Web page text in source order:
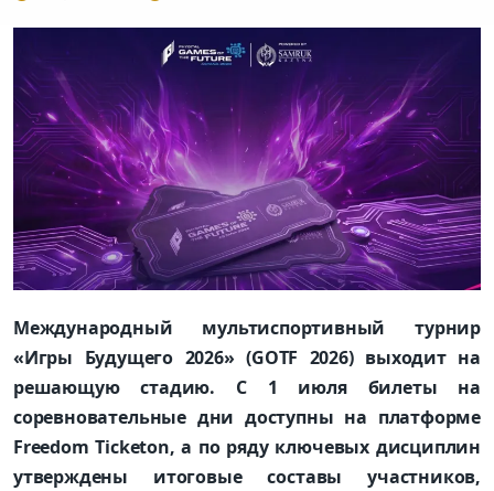
Международный мультиспортивный турнир
«Игры Будущего 2026» (GOTF 2026) выходит на
решающую стадию. С 1 июля билеты на
соревновательные дни доступны на платформе
Freedom Ticketon, а по ряду ключевых дисциплин
утверждены итоговые составы участников,